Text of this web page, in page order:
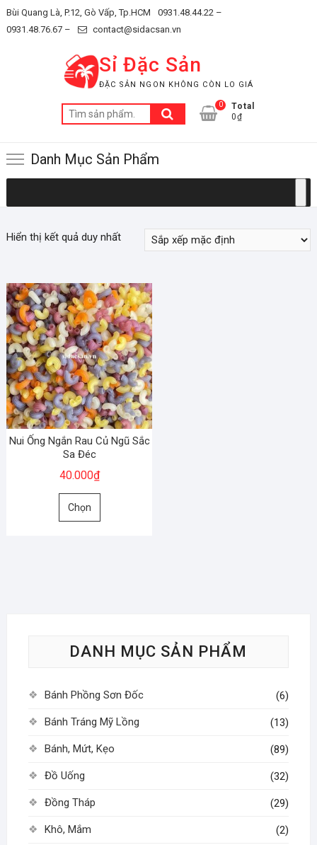
Skip
to
Bùi Quang Là, P.12, Gò Vấp, Tp.HCM
0931.48.44.22 –
0931.48.76.67 –
contact@sidacsan.vn
Sỉ Đặc Sản
ĐẶC SẢN NGON KHÔNG CÒN LO GIÁ
Tìm
kiếm:
0
Total
0₫
Danh Mục Sản Phẩm
Hiển thị kết quả duy nhất
Nui Ống Ngắn Rau Củ Ngũ Sắc
Sa Đéc
40.000₫
Chọn
Sản
chọn
được
chọn
trang
DANH MỤC SẢN PHẨM
Bánh Phồng Sơn Đốc (6)
Bánh Tráng Mỹ Lồng (13)
Bánh, Mứt, Kẹo (89)
Đồ Uống (32)
Đồng Tháp (29)
Khô, Mắm (2)